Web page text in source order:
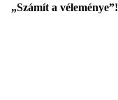
„Számít a véleménye”!